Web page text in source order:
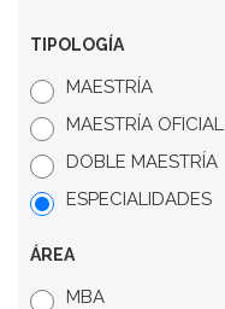
TIPOLOGÍA
MAESTRÍA
MAESTRÍA OFICIAL
DOBLE MAESTRÍA
ESPECIALIDADES
ÁREA
MBA